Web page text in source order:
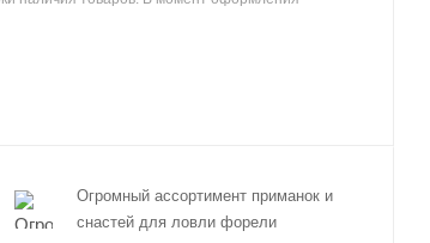
Огромный ассортимент приманок и
снастей для ловли форели